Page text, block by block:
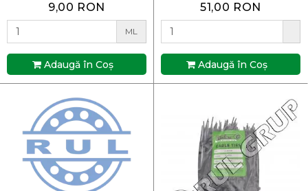
9,00 RON
ML
Adaugă în Coş
51,00 RON
Adaugă în Coş